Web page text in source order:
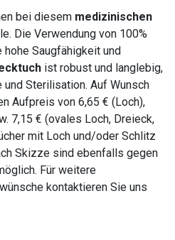
bei diesem medizinischen
Die Verwendung von 100%
Saugfähigkeit und
ist robust und langlebig,
Sterilisation. Auf Wunsch
Aufpreis von 6,65 € (Loch),
7,15 € (ovales Loch, Dreieck,
mit Loch und/oder Schlitz
Skizze sind ebenfalls gegen
Für weitere
kontaktieren Sie uns